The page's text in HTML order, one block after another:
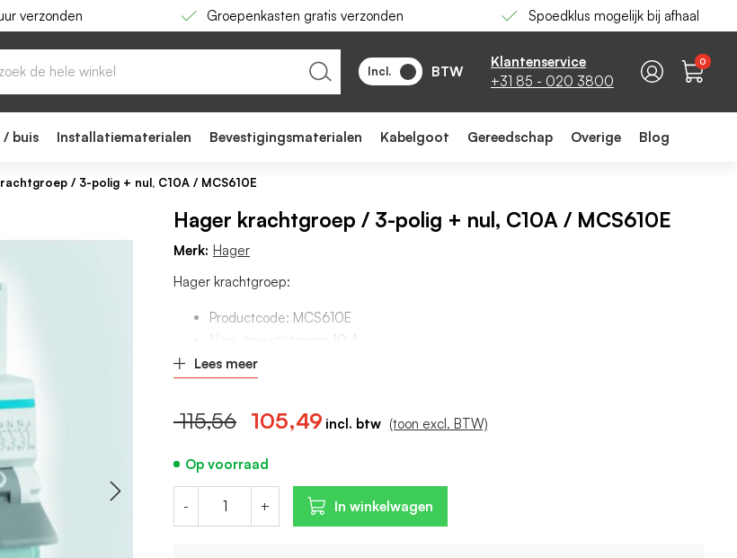
verzonden Groepenkasten gratis verzonden Spoedklus mogelijk bij afhaal
Incl. BTW
Klantenservice
+31 85 - 020 3800
0
/ buis Installatiematerialen Bevestigingsmaterialen Kabelgoot Gereedschap Overige Blog
/ 3-polig + nul, C10A / MCS610E
Hager krachtgroep / 3-polig + nul, C10A / MCS610E
105,49
115,56 (toon excl. BTW)
- + In winkelwagen
Merk: Hager
Op voorraad
Hager krachtgroep:
Productcode: MCS610E
Nom. (meet)stroom: 10 A
Uitschakelkarakteristiek: C
Breedte in module-eenheden: 4
Lees meer